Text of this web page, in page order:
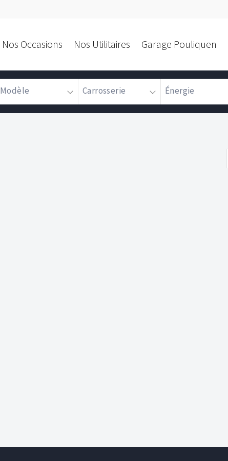
Nos Occasions Nos Utilitaires Garage Pouliquen
Modèle Carrosserie Énergie